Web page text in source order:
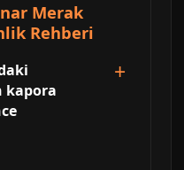
Merak
Rehberi
kapora